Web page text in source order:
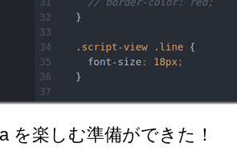
を楽しむ準備ができた！